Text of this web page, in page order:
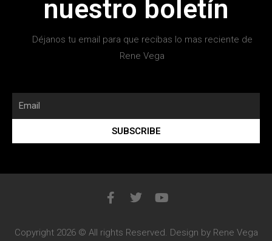
nuestro boletín
Déjanos tu email para que recibas lo mas reciente de
Rene Vega
SUBSCRIBE
Copyright 2026 © All rights Reserved. Design by Rene Vega